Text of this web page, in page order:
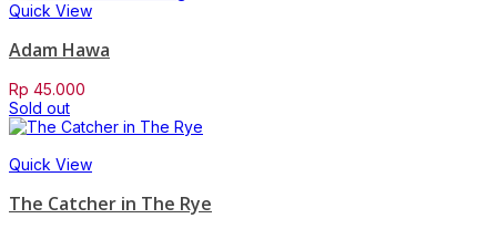
Quick View
Adam Hawa
Rp 45.000
Sold out
Quick View
The Catcher in The Rye